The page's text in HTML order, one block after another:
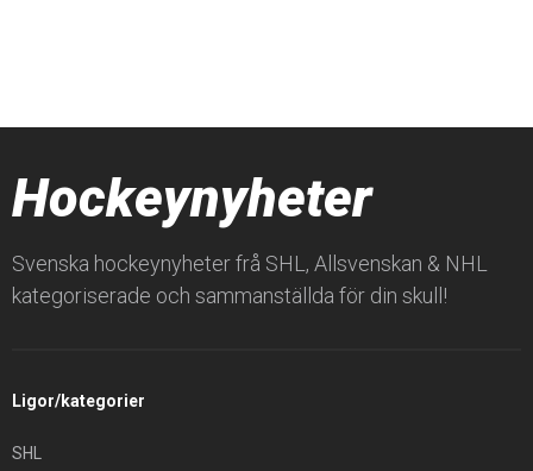
Hockeynyheter
Svenska hockeynyheter frå SHL, Allsvenskan & NHL
kategoriserade och sammanställda för din skull!
Ligor/kategorier
SHL